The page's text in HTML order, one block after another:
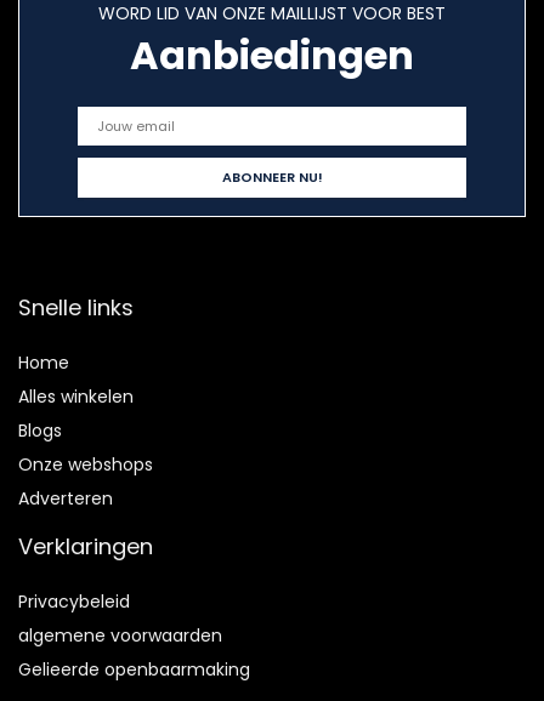
WORD LID VAN ONZE MAILLIJST VOOR BEST
Aanbiedingen
Snelle links
Home
Alles winkelen
Blogs
Onze webshops
Adverteren
Verklaringen
Privacybeleid
algemene voorwaarden
Gelieerde openbaarmaking